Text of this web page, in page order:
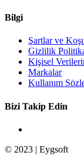
Bilgi
Şartlar ve
Gizlilik
Kişisel
Markalar
Kullanım
Bizi Takip Edin
© 2023 | Eygsoft